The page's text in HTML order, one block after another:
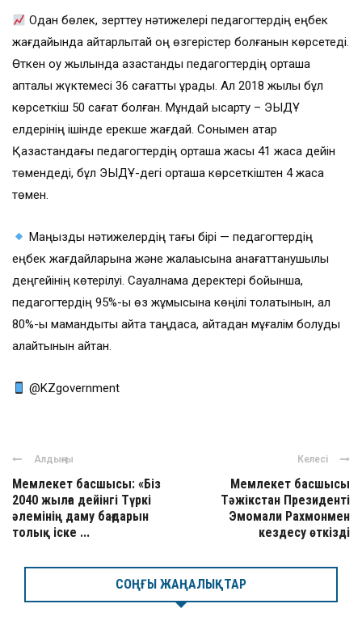
Одан бөлек, зерттеу нәтижелері педагогтердің еңбек
жағдайында айтарлықтай оң өзгерістер болғанын көрсетеді.
Өткен оқу жылында қазақстандық педагогтердің орташа
апталық жүктемесі 36 сағатты құрады. Ал 2018 жылы бұл
көрсеткіш 50 сағат болған. Мұндай қысқарту – ЭЫДҰ
елдерінің ішінде ерекше жағдай. Сонымен қатар
Қазақстандағы педагогтердің орташа жасы 41 жасқа дейін
төмендеді, бұл ЭЫДҰ-дегі орташа көрсеткіштен 4 жасқа
төмен.
Маңызды нәтижелердің тағы бірі — педагогтердің
еңбек жағдайларына және жалақысына қанағаттанушылық
деңгейінің көтерілуі. Сауалнама деректері бойынша,
педагогтердің 95%-ы өз жұмысына көңілі толатынын, ал
80%-ы мамандықты қайта таңдаса, қайтадан мұғалім болуды
қалайтынын айтқан.
@KZgovernment
Алдыңғы
Мемлекет басшысы: «Біз
2040 жылға дейінгі Түркі
әлемінің даму бағдарын
толық іске ...
Келесі
Мемлекет басшысы
Тәжікстан Президенті
Эмомали Рахмонмен
кездесу өткізді
СОҢҒЫ ЖАҢАЛЫҚТАР